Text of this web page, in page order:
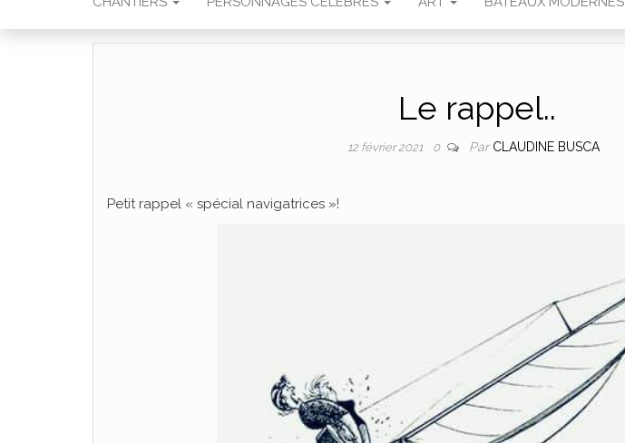
Le rappel..
12 février 2021 0 Par CLAUDINE BUSCA
Petit rappel « spécial navigatrices »!